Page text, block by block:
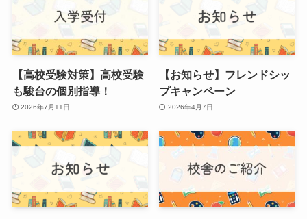
【高校受験対策】高校受験
も駿台の個別指導！
2026年7月11日
【お知らせ】フレンドシッ
プキャンペーン
2026年4月7日